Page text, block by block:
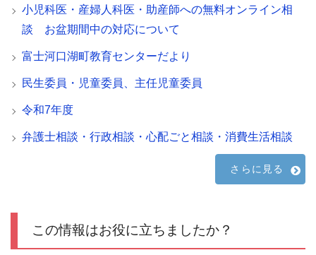
小児科医・産婦人科医・助産師への無料オンライン相
談 お盆期間中の対応について
富士河口湖町教育センターだより
民生委員・児童委員、主任児童委員
令和7年度
弁護士相談・行政相談・心配ごと相談・消費生活相談
さらに見る
この情報はお役に立ちましたか？